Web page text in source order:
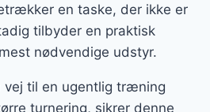
en taske, der ikke er
tilbyder en praktisk
nødvendige udstyr.
vej til en ugentlig træning
turnering, sikrer denne